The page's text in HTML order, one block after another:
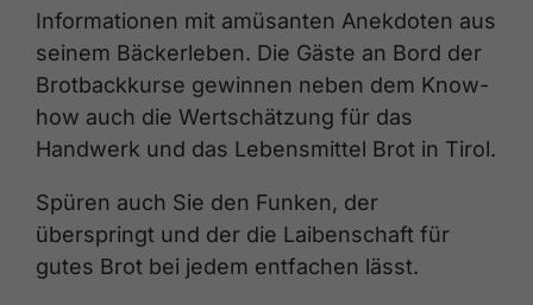
Informationen mit amüsanten Anekdoten aus
seinem Bäckerleben. Die Gäste an Bord der
Brotbackkurse gewinnen neben dem Know-
how auch die Wertschätzung für das
Handwerk und das Lebensmittel Brot in Tirol.
Spüren auch Sie den Funken, der
überspringt und der die Laibenschaft für
gutes Brot bei jedem entfachen lässt.